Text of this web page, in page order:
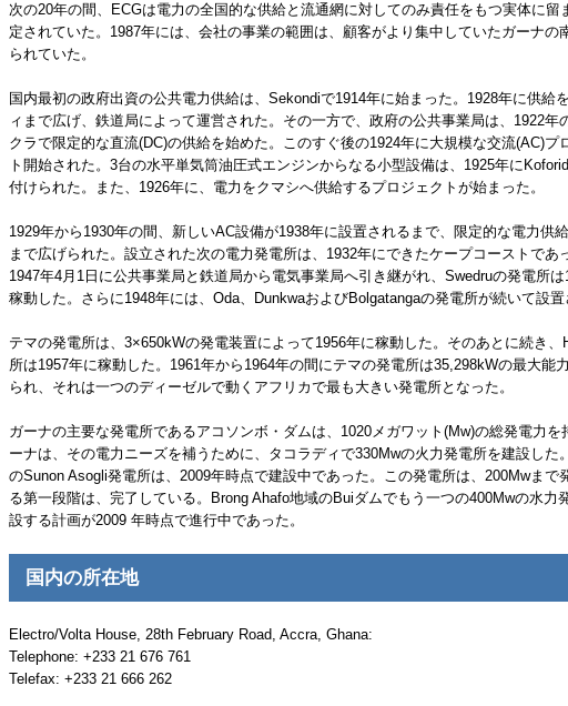
次の20年の間、
ECGは電力の全国的な供給と流通網に対してのみ責任をもつ実体に留
定されていた。1987年には、会社の事業の範囲は、顧客がより集中していたガーナの
られていた。
国内最初の政府出資の公共電力供給は、 Sekondiで1914年に始まった。1928年に供給
ィまで広げ、鉄道局によって運営された。その一方で、政府の公共事業局は、1922年
クラで限定的な直流(DC)の供給を始めた。このすぐ後の1924年に大規模な交流(AC)プ
ト開始された。3台の水平単気筒油圧式エンジンからなる小型設備は、1925年に
付けられた。また、1926年に、電力をクマシへ供給するプロジェクトが始まった。
1929年から1930年の間、新しいAC設備が1938年に設置されるまで、限定的な電力供
まで広げられた。設立された次の電力発電所は、1932年にできたケープコーストであ
1947年4月1日に公共事業局と鉄道局から電気事業局へ引き継がれ、 Swedruの発電所は
稼動した。さらに1948年には、 Oda、 DunkwaおよびBolgatangaの発電所が続いて設置
テマの発電所は、3×650kWの発電装置によって1956年に稼動した。そのあとに続き、
所は1957年に稼動した。1961年から1964年の間にテマの発電所は35,298kWの最大能
られ、それは一つのディーゼルで動くアフリカで最も大きい発電所となった。
ガーナの主要な発電所であるアコソンボ・ダムは、1020メガワット(Mw)の総発電力を
ーナは、その電力ニーズを補うために、タコラディで330Mwの火力発電所を建設した
のSunon Asogli発電所は、2009年時点で建設中であった。この発電所は、200Mwまで
る第一段階は、完了している。
Brong Ahafo地域のBuiダムでもう一つの400Mwの水力
設する計画が2009 年時点で進行中であった。
国内の所在地
Electro/Volta House, 28th February Road, Accra, Ghana:
Telephone: +233 21 676 761
Telefax: +233 21 666 262